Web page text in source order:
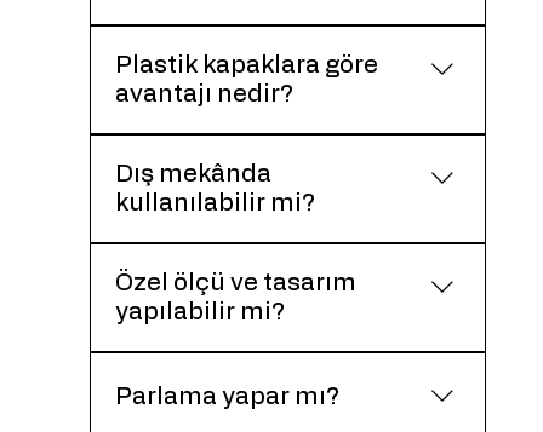
homojen şekilde yayılmasını
sağlayarak aydınlatma kalitesini
Plastik kapaklara göre
avantajı nedir?
geçirgenliği ve daha estetik bir
görünüm sunar.
Dış mekânda
kullanılabilir mi?
dış mekân uygulamalarına uygundur.
Özel ölçü ve tasarım
yapılabilir mi?
yüzey dokularında üretim yapılabilir.
Parlama yapar mı?